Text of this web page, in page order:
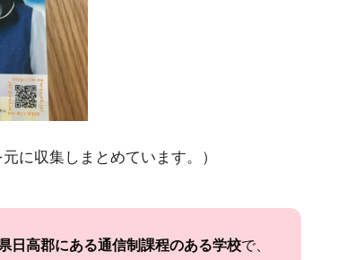
に収集しまとめています。）
日高郡にある通信制課程のある学校で、